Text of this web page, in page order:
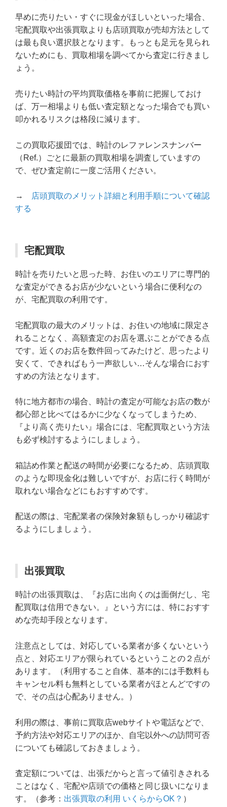
早めに売りたい・すぐに現金がほしいといった場合、
宅配買取や出張買取よりも店頭買取が売却方法として
は最も良い選択肢となります。もっとも足元を見られ
ないためにも、買取相場を調べてから査定に行きまし
ょう。
売りたい時計の平均買取価格を事前に把握しておけ
ば、万一相場よりも低い査定額となった場合でも買い
叩かれるリスクは格段に減ります。
この買取応援団では、時計のレファレンスナンバー
（Ref.）ごとに最新の買取相場を調査していますの
で、ぜひ査定前に一度ご活用ください。
→
店頭買取のメリット詳細と利用手順について確認
する
宅配買取
時計を売りたいと思った時、お住いのエリアに専門的
な査定ができるお店が少ないという場合に便利なの
が、宅配買取の利用です。
宅配買取の最大のメリットは、お住いの地域に限定さ
れることなく、高額査定のお店を選ぶことができる点
です。近くのお店を数件回ってみたけど、思ったより
安くて、できればもう一声欲しい…そんな場合におす
すめの方法となります。
特に地方都市の場合、時計の査定が可能なお店の数が
都心部と比べてはるかに少なくなってしまうため、
『より高く売りたい』場合には、宅配買取という方法
も必ず検討するようにしましょう。
箱詰め作業と配送の時間が必要になるため、店頭買取
のような即現金化は難しいですが、お店に行く時間が
取れない場合などにもおすすめです。
配送の際は、宅配業者の保険対象額もしっかり確認す
るようにしましょう。
出張買取
時計の出張買取は、『お店に出向くのは面倒だし、宅
配買取は信用できない。』という方には、特におすす
めな売却手段となります。
注意点としては、対応している業者が多くないという
点と、対応エリアが限られているということの２点が
あります。（利用すること自体、基本的には手数料も
キャンセル料も無料としている業者がほとんどですの
で、その点は心配ありません。）
利用の際は、事前に買取店webサイトや電話などで、
予約方法や対応エリアのほか、自宅以外への訪問可否
についても確認しておきましょう。
査定額については、出張だからと言って値引きされる
ことはなく、宅配や店頭での価格と同じ扱いになりま
す。（参考： 出張買取の利用 いくらからOK？ ）